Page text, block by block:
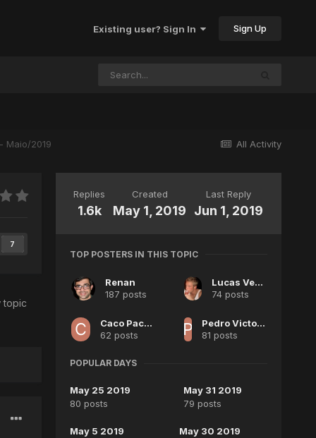
Existing user? Sign In Sign Up
All Activity
Maio/2019
7
topic
Replies
1.6k
Created
May 1, 2019
Last Reply
Jun 1, 2019
TOP POSTERS IN THIS TOPIC
Renan
187 posts
Lucas Venturini
74 posts
Caco Pacheco
62 posts
Pedro Victor Peixoto Paulino Pedro Victor
81 posts
POPULAR DAYS
May 25 2019
80 posts
May 31 2019
79 posts
May 5 2019
May 30 2019